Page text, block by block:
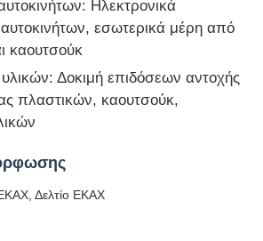
κρούσεων
γδαρσίματος
δοκιμής
Ηλεκτρονικά
εσωτερικά μέρη από
καουτσούκ
Δοκιμή επιδόσεων αντοχής
πλαστικών, καουτσούκ,
Δελτίο ΕΚΑΧ